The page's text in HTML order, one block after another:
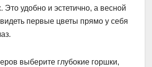
Это удобно и эстетично, а весной
первые цветы прямо у себя
выберите глубокие горшки,